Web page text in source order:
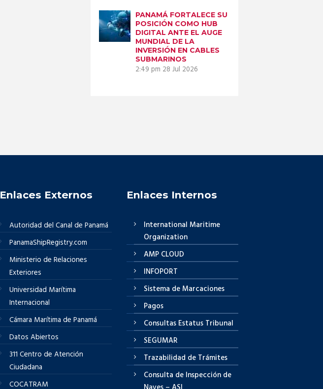
PANAMÁ FORTALECE SU
POSICIÓN COMO HUB
DIGITAL ANTE EL AUGE
MUNDIAL DE LA
INVERSIÓN EN CABLES
SUBMARINOS
2:49 pm 28 Jul 2026
Enlaces Externos
Autoridad del Canal de Panamá
PanamaShipRegistry.com
Ministerio de Relaciones
Exteriores
Universidad Marítima
Internacional
Cámara Marítima de Panamá
Datos Abiertos
311 Centro de Atención
Ciudadana
COCATRAM
Enlaces Internos
International Maritime
Organization
AMP CLOUD
INFOPORT
Sistema de Marcaciones
Pagos
Consultas Estatus Tribunal
SEGUMAR
Trazabilidad de Trámites
Consulta de Inspección de